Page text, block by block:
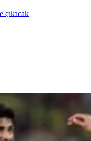
çıkacak